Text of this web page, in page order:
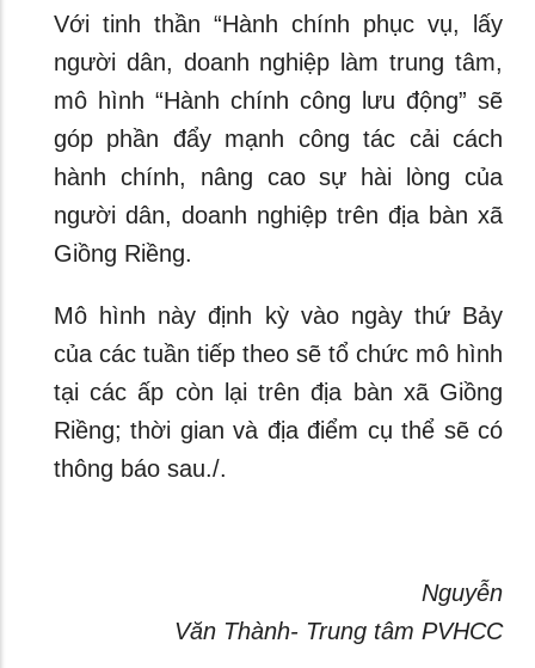
Với tinh thần “Hành chính phục vụ, lấy
người dân, doanh nghiệp làm trung tâm,
mô hình “Hành chính công lưu động” sẽ
góp phần đẩy mạnh công tác cải cách
hành chính, nâng cao sự hài lòng của
người dân, doanh nghiệp trên địa bàn xã
Giồng Riềng.
Mô hình này định kỳ vào ngày thứ Bảy
của các tuần tiếp theo sẽ tổ chức mô hình
tại các ấp còn lại trên địa bàn xã Giồng
Riềng; thời gian và địa điểm cụ thể sẽ có
thông báo sau./.
Nguyễn
Văn Thành- Trung tâm PVHCC